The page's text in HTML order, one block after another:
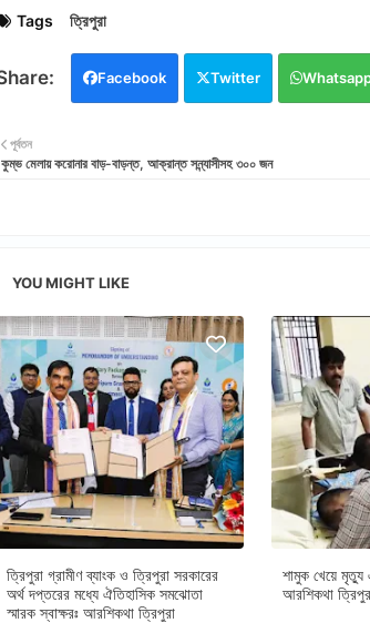
Tags ত্রিপুরা
Facebook Twitter
পূর্বতন
কুম্ভ মেলায় করোনার বাড়-বাড়ন্ত, আক্রান্ত সন্ন্যাসীসহ ৩০০ জন
YOU MIGHT LIKE
ত্রিপুরা গ্রামীণ ব্যাংক ও ত্রিপুরা সরকারের
অর্থ দপ্তরের মধ্যে ঐতিহাসিক সমঝোতা
স্মারক স্বাক্ষরঃ আরশিকথা ত্রিপুরা
শামুক খেয়ে মৃত্যু
আরশিকথা